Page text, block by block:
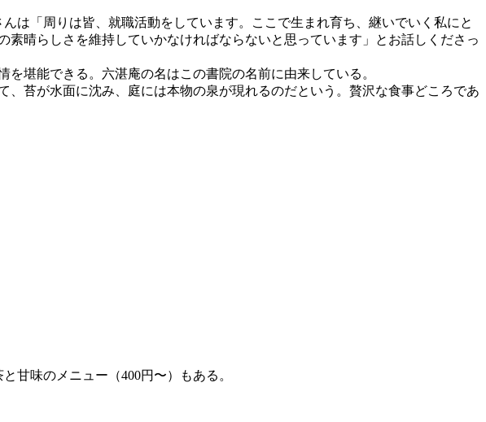
は「周りは皆、就職活動をしています。ここで生まれ育ち、継いでいく私にと
晴らしさを維持していかなければならないと思っています」とお話しくださっ
堪能できる。六湛庵の名はこの書院の名前に由来している。
苔が水面に沈み、庭には本物の泉が現れるのだという。贅沢な食事どころであ
甘味のメニュー（400円〜）もある。